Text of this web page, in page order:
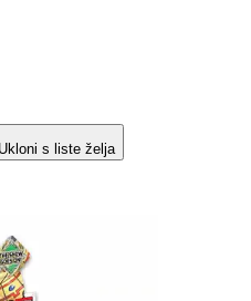
Ukloni s liste želja